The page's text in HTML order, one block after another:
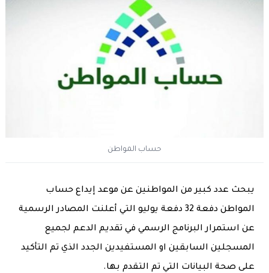
حساب المواطن
يبحث عدد كبير من المواطنين عن موعد إيداع حساب
المواطن دفعة 32 دفعة يوليو التي أعلنت المصادر الرسمية
عن استمرار البرنامج الرسمي في تقديم الدعم لجميع
المسجلين السابقين او المستفيدين الجدد الذي تم التأكيد
على صحة البيانات التي تم التقدم بها.